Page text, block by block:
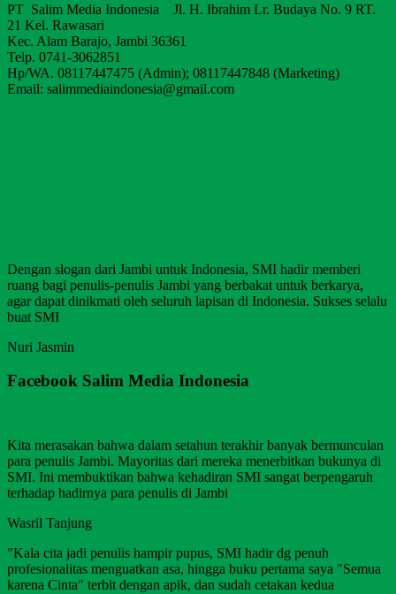
PT Salim Media Indonesia Jl. H. Ibrahim Lr. Budaya No. 9 RT.
21 Kel. Rawasari
Kec. Alam Barajo, Jambi 36361
Telp. 0741-3062851
Hp/WA. 08117447475 (Admin); 08117447848 (Marketing)
Email: salimmediaindonesia@gmail.com
Dengan slogan dari Jambi untuk Indonesia, SMI hadir memberi
ruang bagi penulis-penulis Jambi yang berbakat untuk berkarya,
agar dapat dinikmati oleh seluruh lapisan di Indonesia. Sukses selalu
buat SMI
Nuri Jasmin
Facebook Salim Media Indonesia
Kita merasakan bahwa dalam setahun terakhir banyak bermunculan
para penulis Jambi. Mayoritas dari mereka menerbitkan bukunya di
SMI. Ini membuktikan bahwa kehadiran SMI sangat berpengaruh
terhadap hadirnya para penulis di Jambi
Wasril Tanjung
"Kala cita jadi penulis hampir pupus, SMI hadir dg penuh
profesionalitas menguatkan asa, hingga buku pertama saya "Semua
karena Cinta" terbit dengan apik, dan sudah cetakan kedua